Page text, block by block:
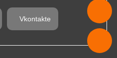
Vkontakte